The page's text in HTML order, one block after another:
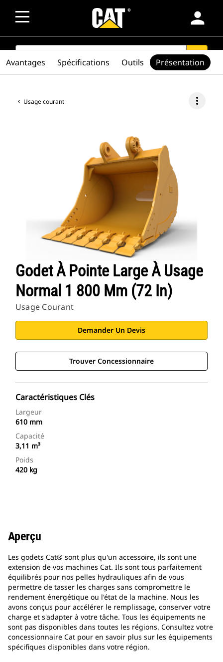
person
SEARCH search
Usage courant more_vert
Godet À Pointe Large À Usage
Normal 1 800 Mm (72 In)
Usage Courant
Demander Un Devis
Trouver Concessionnaire
Caractéristiques Clés
Largeur
610 mm
Capacité
3,11 m³
Poids
420 kg
Avantages Spécifications Outils Présentation
Aperçu
Les godets Cat® sont plus qu'un accessoire, ils sont une
extension de vos machines Cat. Ils sont tous parfaitement
équilibrés pour nos pelles hydrauliques afin de vous
permettre de tasser les charges sans compromettre le
rendement énergétique ou l'état de la machine. Nous les
avons conçus pour accélérer le remplissage, conserver votre
charge et s'adapter à votre tâche. Tous les équipements ne
sont pas disponibles dans toutes les régions. Consultez votre
concessionnaire Cat pour en savoir plus sur les équipements
spécifiques disponibles dans votre région.